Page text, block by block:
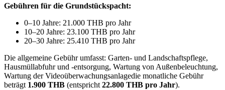
Gebühren für die Grundstückspacht:
0–10 Jahre: 21.000 THB pro Jahr
10–20 Jahre: 23.100 THB pro Jahr
20–30 Jahre: 25.410 THB pro Jahr
Die allgemeine Gebühr umfasst: Garten- und Landschaftspflege,
Hausmüllabfuhr und -entsorgung, Wartung von Außenbeleuchtung,
Wartung der Videoüberwachungsanlagedie monatliche Gebühr
beträgt 1.900 THB (entspricht 22.800 THB pro Jahr).